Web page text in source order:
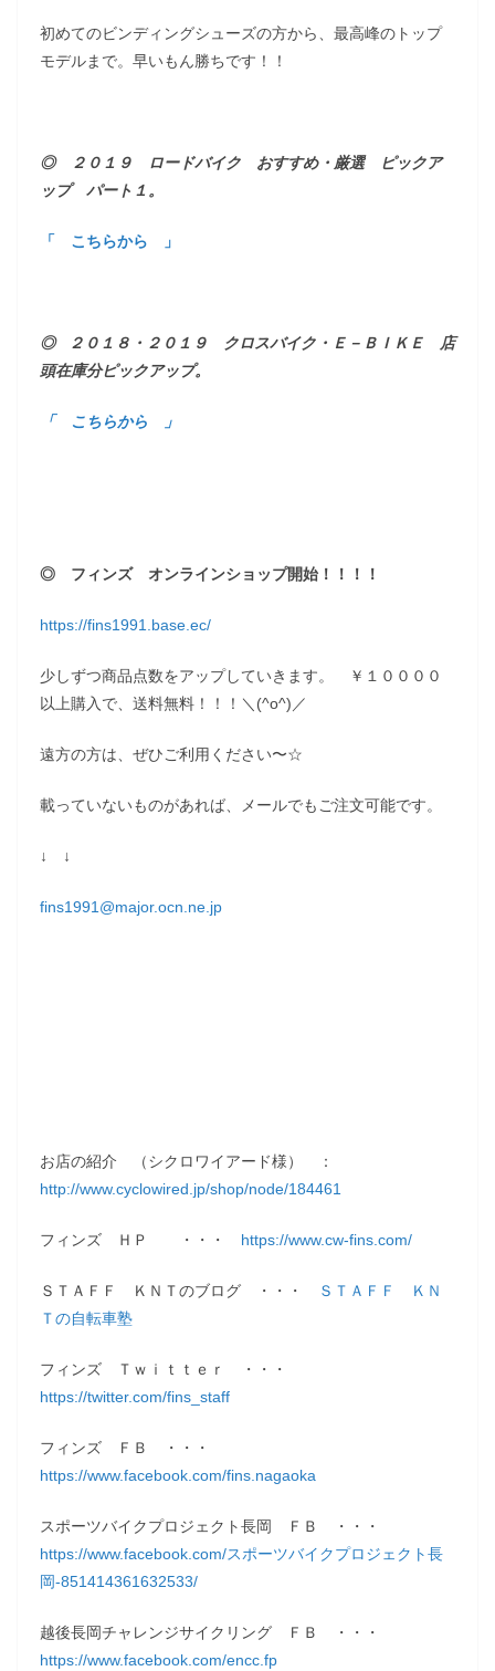
初めてのビンディングシューズの方から、最高峰のトップ
モデルまで。早いもん勝ちです！！
◎ ２０１９ ロードバイク おすすめ・厳選 ピックア
ップ パート１。
「 こちらから 」
◎ ２０１８・２０１９ クロスバイク・Ｅ－ＢＩＫＥ 店
頭在庫分ピックアップ。
「 こちらから 」
◎ フィンズ オンラインショップ開始！！！！
https://fins1991.base.ec/
少しずつ商品点数をアップしていきます。 ￥１００００
以上購入で、送料無料！！！＼(^o^)／
遠方の方は、ぜひご利用ください〜☆
載っていないものがあれば、メールでもご注文可能です。
↓ ↓
fins1991@major.ocn.ne.jp
お店の紹介 （シクロワイアード様） ：
http://www.cyclowired.jp/shop/node/184461
フィンズ ＨＰ ・・・ https://www.cw-fins.com/
ＳＴＡＦＦ ＫＮＴのブログ ・・・
ＳＴＡＦＦ ＫＮ
Ｔの自転車塾
フィンズ Ｔｗｉｔｔｅｒ ・・・
https://twitter.com/fins_staff
フィンズ ＦＢ ・・・
https://www.facebook.com/fins.nagaoka
スポーツバイクプロジェクト長岡 ＦＢ ・・・
https://www.facebook.com/スポーツバイクプロジェクト長
岡-851414361632533/
越後長岡チャレンジサイクリング ＦＢ ・・・
https://www.facebook.com/encc.fp